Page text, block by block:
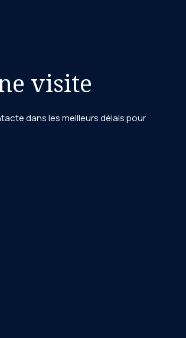
visite
dans les meilleurs délais pour